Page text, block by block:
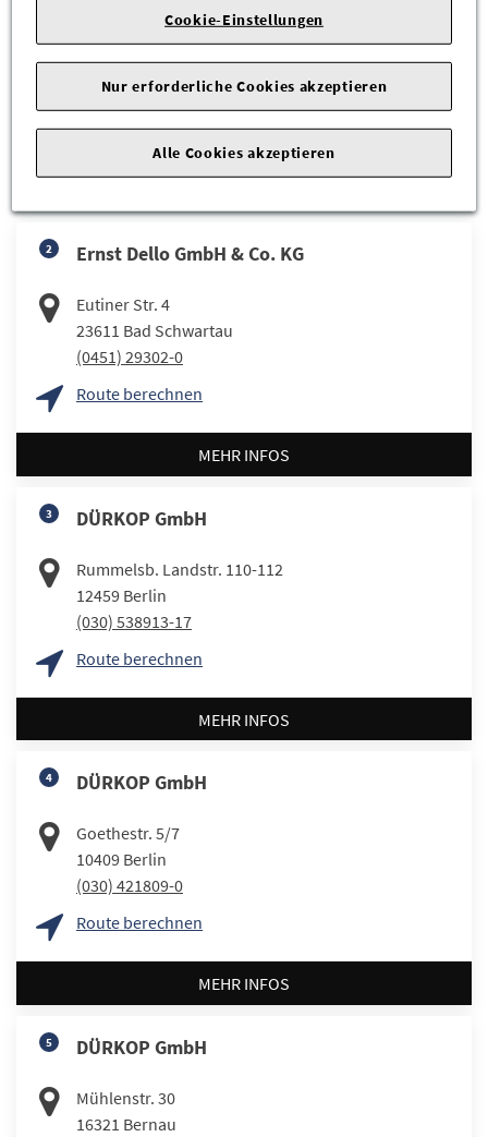
Beimoorweg 16
22926Ahrensburg
(04102) 8815-0
Route berechnen
2 Ernst Dello GmbH & Co. KG
Eutiner Str. 4
23611 Bad Schwartau
(0451) 29302-0
Route berechnen
MEHR INFOS
3 DÜRKOP GmbH
Rummelsb. Landstr. 110-112
12459 Berlin
(030) 538913-17
Route berechnen
MEHR INFOS
4 DÜRKOP GmbH
Goethestr. 5/7
10409 Berlin
(030) 421809-0
Route berechnen
MEHR INFOS
5 DÜRKOP GmbH
Mühlenstr. 30
16321 Bernau
Cookie-Einstellungen
Nur erforderliche Cookies akzeptieren
Alle Cookies akzeptieren